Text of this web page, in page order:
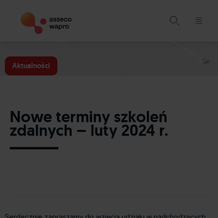

Aktualności
Nowe terminy szkoleń
zdalnych – luty 2024 r.